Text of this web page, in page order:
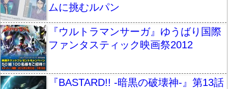
ムに挑むルパン
『ウルトラマンサーガ』ゆうばり国際
ファンタスティック映画祭2012
『BASTARD!! -暗黒の破壊神-』第13話